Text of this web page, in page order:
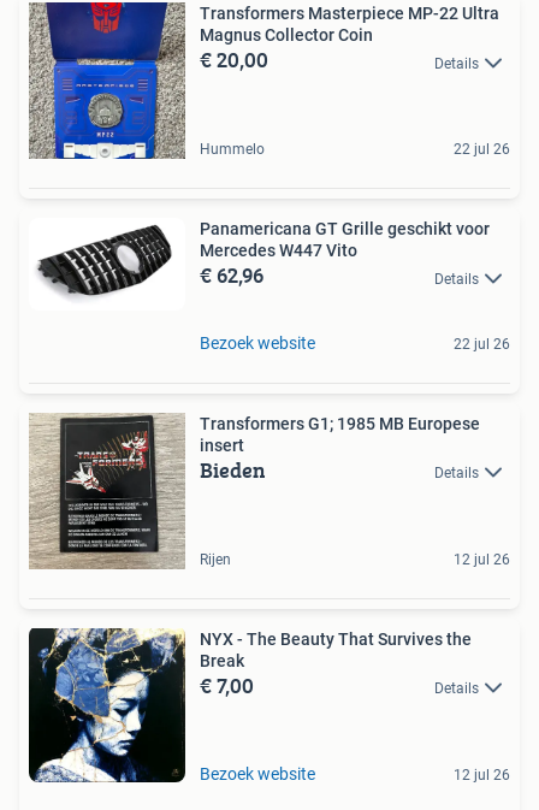
Transformers Masterpiece MP-22 Ultra
Magnus Collector Coin
€ 20,00 Details
Hummelo 22 jul 26
Panamericana GT Grille geschikt voor
Mercedes W447 Vito
€ 62,96 Details
Bezoek website 22 jul 26
Transformers G1; 1985 MB Europese
insert
Bieden Details
Rijen 12 jul 26
NYX - The Beauty That Survives the
Break
€ 7,00 Details
Bezoek website 12 jul 26